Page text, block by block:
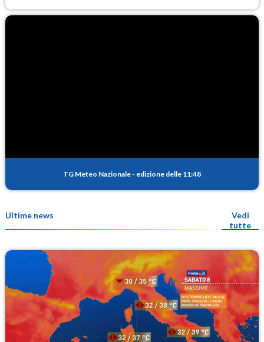
TG Meteo Nazionale - edizione delle 11:48
Ultime news
Vedi
tutte